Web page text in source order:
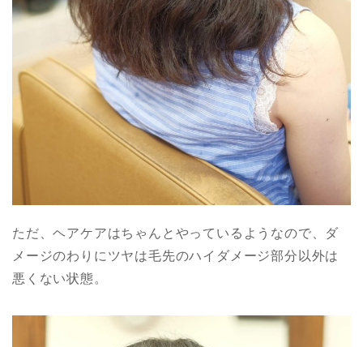
ただ、ヘアケアはちゃんとやっているようなので、ダ
メージのわりにツヤは毛先のハイダメージ部分以外は
悪くない状態。